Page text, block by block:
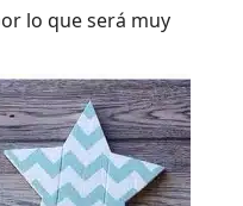
lo que será muy